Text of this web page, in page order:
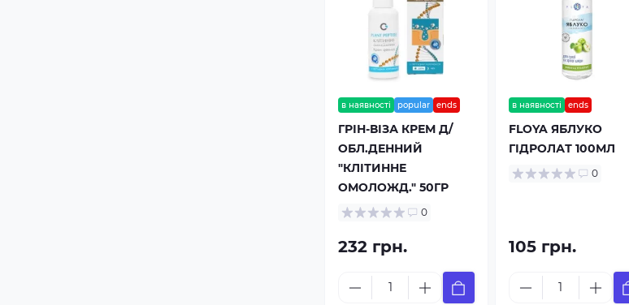
в наявності popular ends
ГРІН-ВІЗА КРЕМ Д/
ОБЛ.ДЕННИЙ
"КЛІТИННЕ
ОМОЛОЖД." 50ГР
0
232 грн.
в наявності ends
FLOYA ЯБЛУКО
ГІДРОЛАТ 100МЛ
0
105 грн.